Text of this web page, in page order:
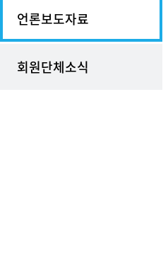
언론보도자료
회원단체소식